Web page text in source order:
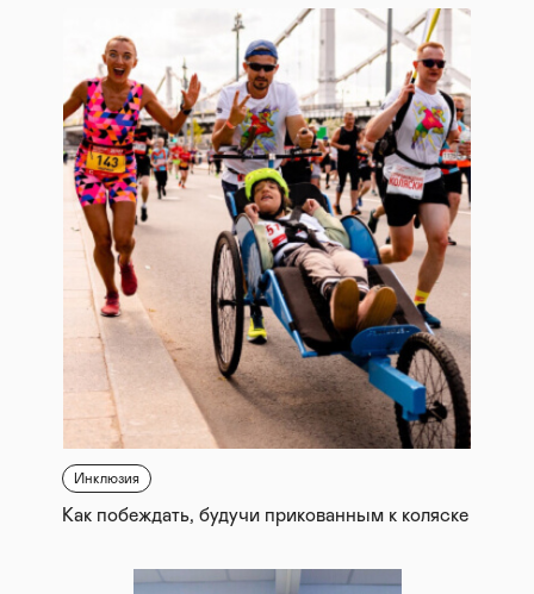
Инклюзия
Как побеждать, будучи прикованным к коляске